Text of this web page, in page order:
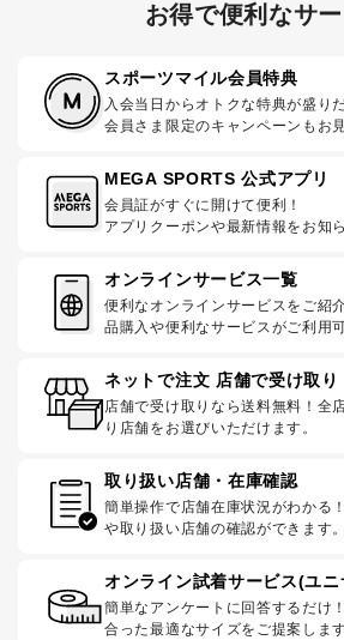
お得で便利なサ
スポーツマイル会員特典
入会当日からオトクな特典が盛り
会員さま限定のキャンペーンもお
MEGA SPORTS 公式アプリ
会員証がすぐに開けて便利！
アプリクーポンや最新情報をお知
オンラインサービス一覧
便利なオンラインサービスをご紹
品購入や便利なサービスがご利用可
ネットで注文 店舗で受け取り
店舗で受け取りなら送料無料！全
り店舗をお選びいただけます。
取り扱い店舗・在庫確認
簡単操作で店舗在庫状況がわかる
や取り扱い店舗の確認ができます。
オンライン試着サービス(ユニ
簡単なアンケートに回答するだけ
合った最適なサイズをご提案します